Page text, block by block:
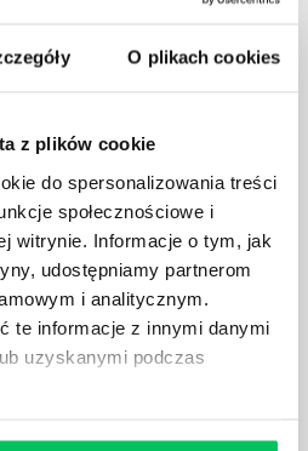
O plikach cookies
z plików cookie
do spersonalizowania treści
społecznościowe i
witrynie. Informacje o tym, jak
udostępniamy partnerom
i analitycznym.
te informacje z innymi danymi
uzyskanymi podczas
mu osób oraz
POWINIEN ZNAĆ
które mogą okazać
etapami projektu nie